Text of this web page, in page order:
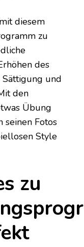
diesem
zu
des
Sättigung und
den
Übung
seinen Fotos
Style
zu